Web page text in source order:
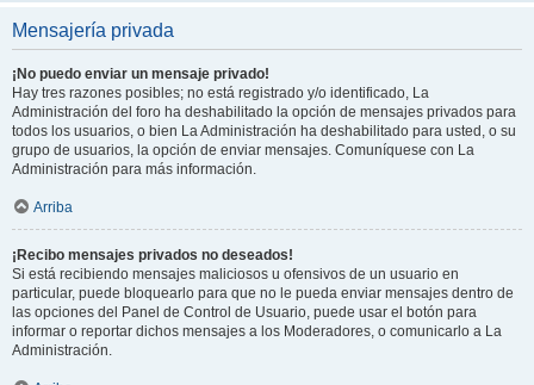
Mensajería privada
¡No puedo enviar un mensaje privado!
Hay tres razones posibles; no está registrado y/o identificado, La
Administración del foro ha deshabilitado la opción de mensajes privados para
todos los usuarios, o bien La Administración ha deshabilitado para usted, o su
grupo de usuarios, la opción de enviar mensajes. Comuníquese con La
Administración para más información.
Arriba
¡Recibo mensajes privados no deseados!
Si está recibiendo mensajes maliciosos u ofensivos de un usuario en
particular, puede bloquearlo para que no le pueda enviar mensajes dentro de
las opciones del Panel de Control de Usuario, puede usar el botón para
informar o reportar dichos mensajes a los Moderadores, o comunicarlo a La
Administración.